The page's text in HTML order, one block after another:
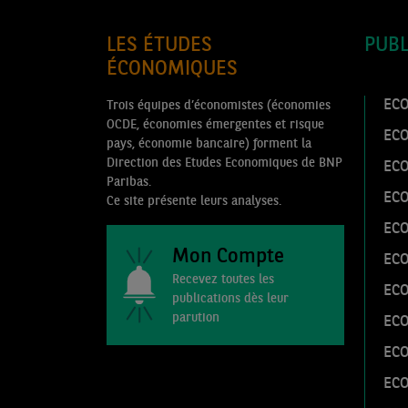
LES ÉTUDES
ÉCONOMIQUES
Trois équipes d’économistes (économies
OCDE, économies émergentes et risque
pays, économie bancaire) forment la
Direction des Etudes Economiques de BNP
Paribas.
Ce site présente leurs analyses.
Mon Compte
Recevez toutes les
publications dès leur
parution